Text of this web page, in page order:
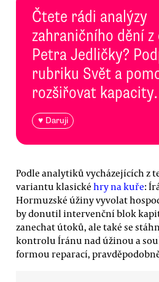
Čtete rádi analýzy
zahraničního dění
Petra Jedličky?
rubriku Svět a
rozšiřovat kapacity.
♥ Daruji
Podle analytiků vycházejících z
variantu klasické hry na kuře:
Hormuzské úžiny vyvolat
by donutil intervenční blok
zanechat útoků, ale také se
kontrolu Íránu nad úžinou a
formou reparací,